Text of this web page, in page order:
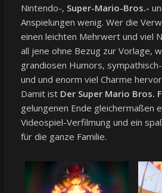
Nintendo-, Super-Mario-Bros.-
Anspielungen wenig. Wer die
einen leichten Mehrwert und viel
all jene ohne Bezug zur Vorlage,
grandiosen Humors,
und und enorm viel Charme
Damit ist Der Super Mario Bros.
gelungenen Ende gleichermaßen
Videospiel-Verfilmung und ein
für die ganze Familie.